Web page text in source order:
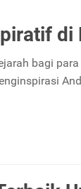
di
bagi